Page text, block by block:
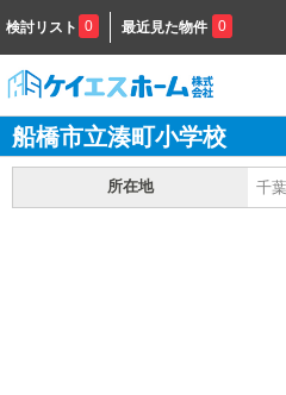
検討リスト 0 最近見た物件 0
船橋市立湊町小学校
所在地 千